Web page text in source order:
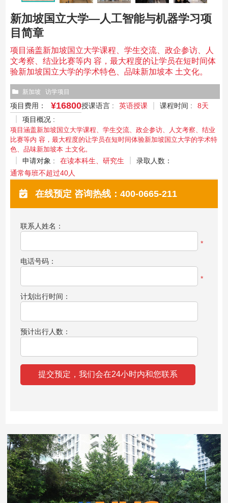
新加坡国立大学—人工智能与机器学习项
目简章
项目涵盖新加坡国立大学课程、学生交流、政企参访、人
文考察、结业比赛等内 容，最大程度的让学员在短时间体
验新加坡国立大学的学术特色、品味新加坡本 土文化。
新加坡 访学项目
项目费用： ¥16800授课语言 : 英语授课 课程时间 :
8天
项目概况 :
项目涵盖新加坡国立大学课程、学生交流、政企参访、人文考察、结业
比赛等内 容，最大程度的让学员在短时间体验新加坡国立大学的学术特
色、品味新加坡本 土文化。
申请对象 : 在读本科生、研究生
录取人数：
通常每班不超过40人
在线预定 咨询热线：400-0665-211
联系人姓名：
*
电话号码：
*
计划出行时间：
预计出行人数：